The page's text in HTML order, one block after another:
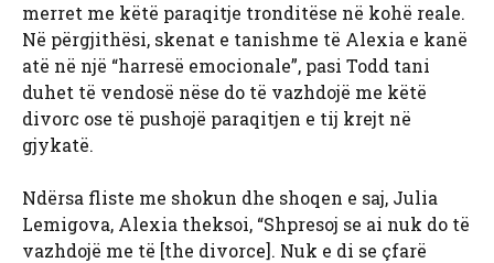
merret me këtë paraqitje tronditëse në kohë reale.
Në përgjithësi, skenat e tanishme të Alexia e kanë
atë në një “harresë emocionale”, pasi Todd tani
duhet të vendosë nëse do të vazhdojë me këtë
divorc ose të pushojë paraqitjen e tij krejt në
gjykatë.
Ndërsa fliste me shokun dhe shoqen e saj, Julia
Lemigova, Alexia theksoi, “Shpresoj se ai nuk do të
vazhdojë me të [the divorce]. Nuk e di se çfarë